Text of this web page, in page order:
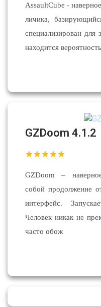
AssaultCube -
личика,
специализирован для
находится
GZDoom 4.1.2
GZDoom –
собой продолжение
интерфейс.
Человек никак не
часто обож